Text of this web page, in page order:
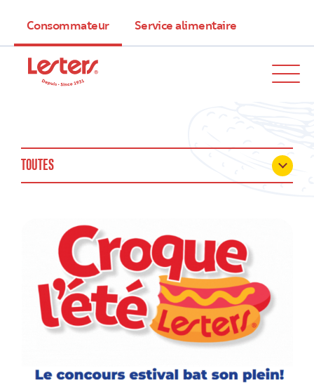
Consommateur Service alimentaire
TOUTES